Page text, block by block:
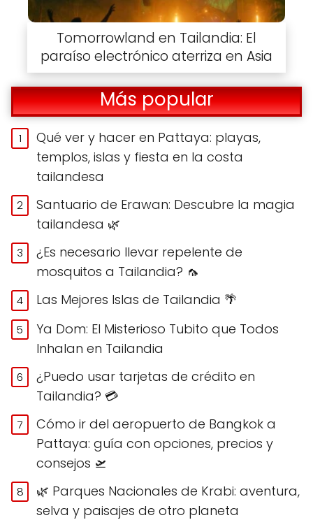
Tomorrowland en Tailandia: El
paraíso electrónico aterriza en Asia
Más popular
Qué ver y hacer en Pattaya: playas,
templos, islas y fiesta en la costa
tailandesa
Santuario de Erawan: Descubre la magia
tailandesa 🌿
¿Es necesario llevar repelente de
mosquitos a Tailandia? 🦟
Las Mejores Islas de Tailandia 🌴
Ya Dom: El Misterioso Tubito que Todos
Inhalan en Tailandia
¿Puedo usar tarjetas de crédito en
Tailandia? 💳
Cómo ir del aeropuerto de Bangkok a
Pattaya: guía con opciones, precios y
consejos 🛫
🌿 Parques Nacionales de Krabi: aventura,
selva y paisajes de otro planeta